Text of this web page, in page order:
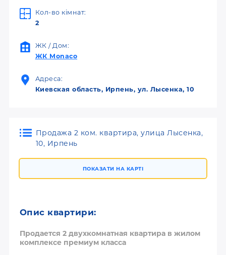
Кол-во кімнат:
2
ЖК / Дом:
ЖК Monaco
Адреса:
Киевская область, Ирпень, ул. Лысенка, 10
Продажа 2 ком. квартира, улица Лысенка,
10, Ирпень
ПОКАЗАТИ НА КАРТІ
Опис квартири:
Продается 2 двухкомнатная квартира в жилом
комплексе премиум класса